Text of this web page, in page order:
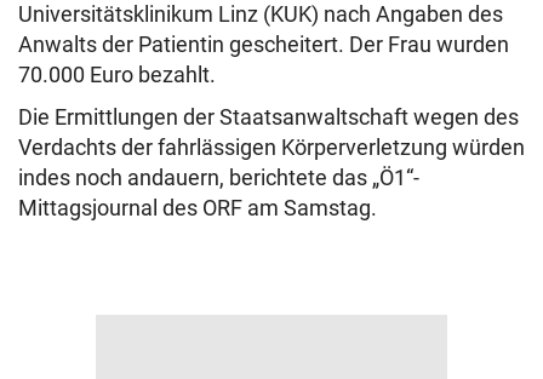
Universitätsklinikum Linz (KUK) nach Angaben des
Anwalts der Patientin gescheitert. Der Frau wurden
70.000 Euro bezahlt.
Die Ermittlungen der Staatsanwaltschaft wegen des
Verdachts der fahrlässigen Körperverletzung würden
indes noch andauern, berichtete das „Ö1“-
Mittagsjournal des ORF am Samstag.